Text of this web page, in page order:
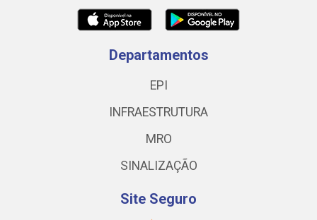
Departamentos
EPI
INFRAESTRUTURA
MRO
SINALIZAÇÃO
Site Seguro